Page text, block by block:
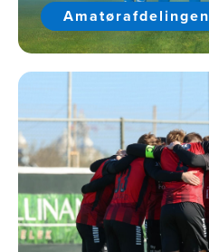
Amatørafdelingen